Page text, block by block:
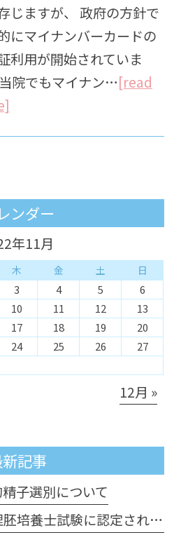
じますが、 政府の方針で
にマイナンバーカードの
利用が開始されていま
院でもマイナン…[read
ンダー
年11月
木 金 土 日
3 4 5
6
10 11 12
13
17 18 19
20
24 25 26
27
12月 »
記事
子選別について
培養部長 糸井が管理胚培養士試験に認定されました